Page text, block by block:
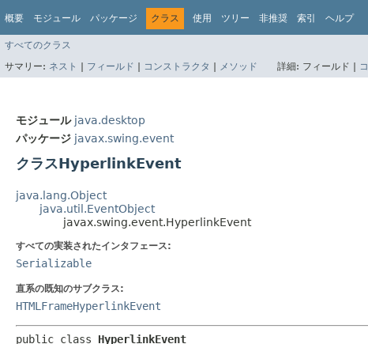
概要 モジュール パッケージ クラス 使用 ツリー 非推奨 索引 ヘルプ
すべてのクラス
サマリー: ネスト | フィールド | コンストラクタ | メソッド 詳細: フィールド |
モジュール java.desktop
パッケージ javax.swing.event
クラスHyperlinkEvent
java.lang.Object
java.util.EventObject
javax.swing.event.HyperlinkEvent
すべての実装されたインタフェース:
Serializable
直系の既知のサブクラス:
HTMLFrameHyperlinkEvent
public class HyperlinkEvent